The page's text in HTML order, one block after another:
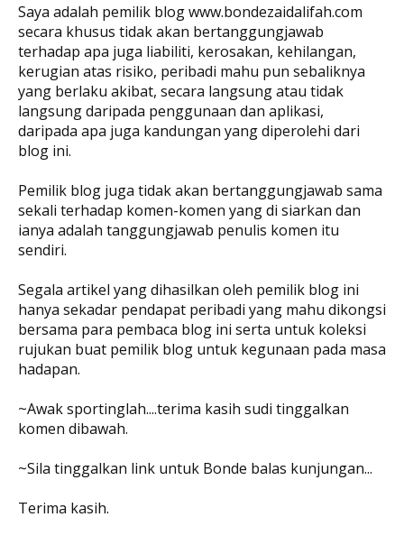
Saya adalah pemilik blog www.bondezaidalifah.com
secara khusus tidak akan bertanggungjawab
terhadap apa juga liabiliti, kerosakan, kehilangan,
kerugian atas risiko, peribadi mahu pun sebaliknya
yang berlaku akibat, secara langsung atau tidak
langsung daripada penggunaan dan aplikasi,
daripada apa juga kandungan yang diperolehi dari
blog ini.
Pemilik blog juga tidak akan bertanggungjawab sama
sekali terhadap komen-komen yang di siarkan dan
ianya adalah tanggungjawab penulis komen itu
sendiri.
Segala artikel yang dihasilkan oleh pemilik blog ini
hanya sekadar pendapat peribadi yang mahu dikongsi
bersama para pembaca blog ini serta untuk koleksi
rujukan buat pemilik blog untuk kegunaan pada masa
hadapan.
~Awak sportinglah....terima kasih sudi tinggalkan
komen dibawah.
~Sila tinggalkan link untuk Bonde balas kunjungan...
Terima kasih.